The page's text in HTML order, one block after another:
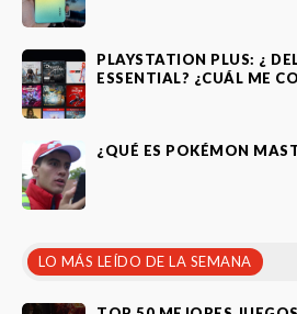
PLAYSTATION PLUS: ¿
ESSENTIAL? ¿CUÁL ME
¿QUÉ ES POKÉMON
LO MÁS LEÍDO DE LA SEMANA